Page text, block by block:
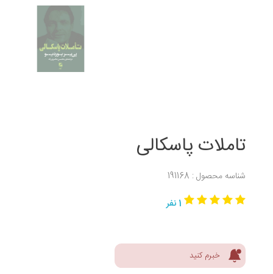
تاملات پاسکالی
شناسه محصول : 191168
1 نفر
خبرم کنید